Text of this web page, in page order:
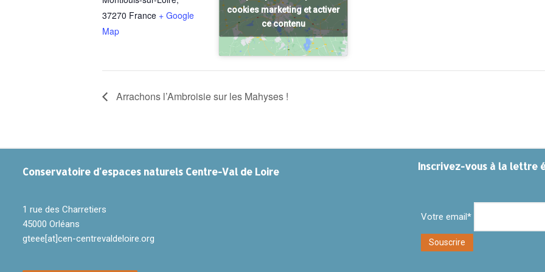
37270 France + Google
Map
cookies marketing et activer
ce contenu
Arrachons l’Ambroisie sur les Mahyses !
Conservatoire d'espaces naturels Centre-Val de Loire
1 rue des Charretiers
45000 Orléans
gteee[at]cen-centrevaldeloire.org
Inscrivez-vous à la lettre
Votre email*